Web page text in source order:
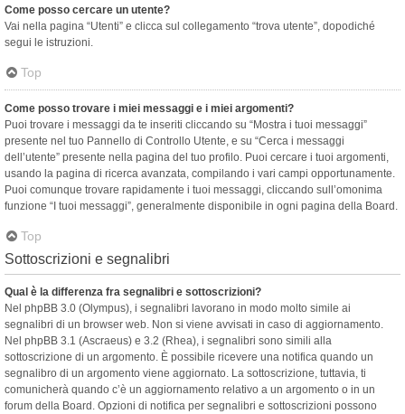
Come posso cercare un utente?
Vai nella pagina “Utenti” e clicca sul collegamento “trova utente”, dopodiché
segui le istruzioni.
Top
Come posso trovare i miei messaggi e i miei argomenti?
Puoi trovare i messaggi da te inseriti cliccando su “Mostra i tuoi messaggi”
presente nel tuo Pannello di Controllo Utente, e su “Cerca i messaggi
dell’utente” presente nella pagina del tuo profilo. Puoi cercare i tuoi argomenti,
usando la pagina di ricerca avanzata, compilando i vari campi opportunamente.
Puoi comunque trovare rapidamente i tuoi messaggi, cliccando sull’omonima
funzione “I tuoi messaggi”, generalmente disponibile in ogni pagina della Board.
Top
Sottoscrizioni e segnalibri
Qual è la differenza fra segnalibri e sottoscrizioni?
Nel phpBB 3.0 (Olympus), i segnalibri lavorano in modo molto simile ai
segnalibri di un browser web. Non si viene avvisati in caso di aggiornamento.
Nel phpBB 3.1 (Ascraeus) e 3.2 (Rhea), i segnalibri sono simili alla
sottoscrizione di un argomento. È possibile ricevere una notifica quando un
segnalibro di un argomento viene aggiornato. La sottoscrizione, tuttavia, ti
comunicherà quando c’è un aggiornamento relativo a un argomento o in un
forum della Board. Opzioni di notifica per segnalibri e sottoscrizioni possono